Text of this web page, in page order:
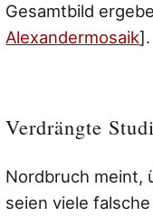
Gesamtbild
Alexandermosaik].
Verdrängte
Nordbruch meint,
seien viele